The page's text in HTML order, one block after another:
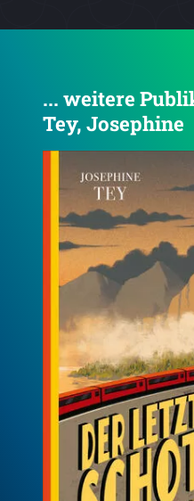
... weitere
Tey, Josephine